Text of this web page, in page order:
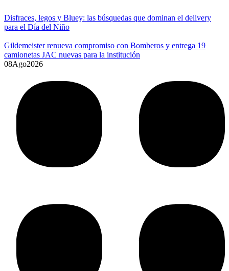
Disfraces, legos y Bluey: las búsquedas que dominan el delivery
para el Día del Niño
Gildemeister renueva compromiso con Bomberos y entrega 19
camionetas JAC nuevas para la institución
08Ago2026